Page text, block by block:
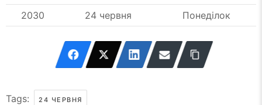
2030
24 червня Понеділок
Tags: 24 ЧЕРВНЯ